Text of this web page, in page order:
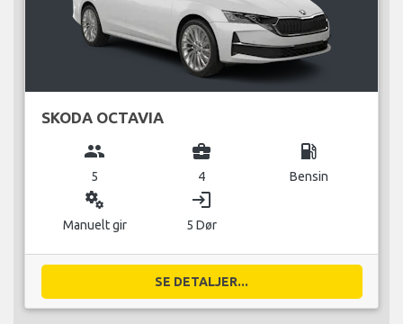
SKODA OCTAVIA
group
5
business_center
4
local_gas_station
Bensin
miscellaneous_services
Manuelt gir
login
5 Dør
SE DETALJER...